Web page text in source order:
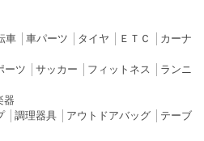
車│ 車パーツ タイヤ ＥＴＣ
カーナ
ーツ サッカー フィットネス
ランニ
器
│ 調理器具│ アウトドアバッグ│ テーブ